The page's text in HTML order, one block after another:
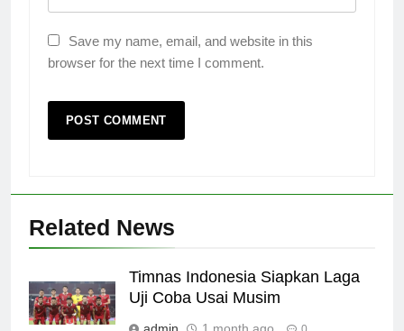
Save my name, email, and website in this
browser for the next time I comment.
Related News
Timnas Indonesia Siapkan Laga
Uji Coba Usai Musim